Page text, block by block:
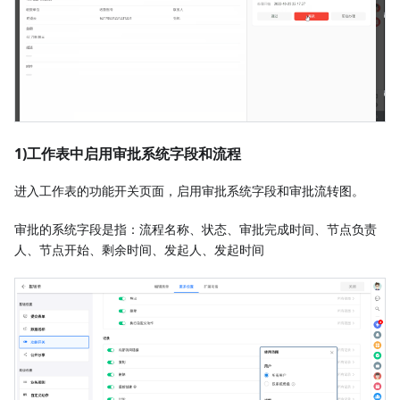
1)工作表中启用审批系统字段和流程
进入工作表的功能开关页面，启用审批系统字段和审批流转图。
审批的系统字段是指：流程名称、状态、审批完成时间、节点负责
人、节点开始、剩余时间、发起人、发起时间